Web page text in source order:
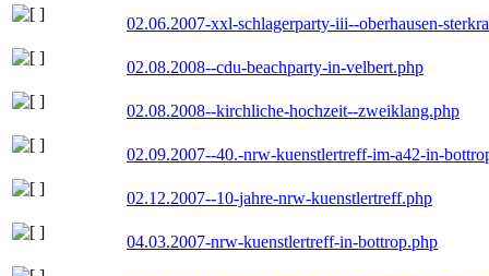
02.06.2007-xxl-schlagerparty-iii--oberhausen-
02.08.2008--cdu-beachparty-in-velbert.php
02.08.2008--kirchliche-hochzeit--zweiklang.php
02.09.2007--40.-nrw-kuenstlertreff-im-a42-in-
02.12.2007--10-jahre-nrw-kuenstlertreff.php
04.03.2007-nrw-kuenstlertreff-in-bottrop.php